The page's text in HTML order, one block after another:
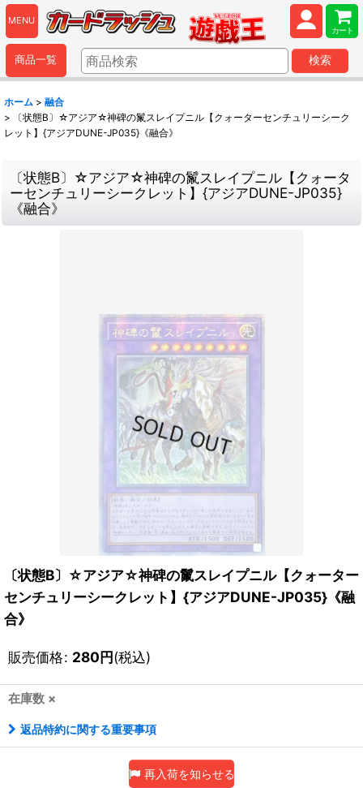
MENU
カート
商品一覧 検索
ホーム > 融合
>
〔状態B〕☆アジア☆神碑の鬣スレイプニル【クォーターセンチュリーシーク
レット】{アジアDUNE-JP035}《融合》
〔状態B〕☆アジア☆神碑の鬣スレイプニル【クォータ
ーセンチュリーシークレット】{アジアDUNE-JP035}
《融合》
〔状態B〕☆アジア☆神碑の鬣スレイプニル【クォーター
センチュリーシークレット】{アジアDUNE-JP035}《融
合》
販売価格: 280円(税込)
在庫数 ×
返品特約に関する重要事項
再入荷を知らせる